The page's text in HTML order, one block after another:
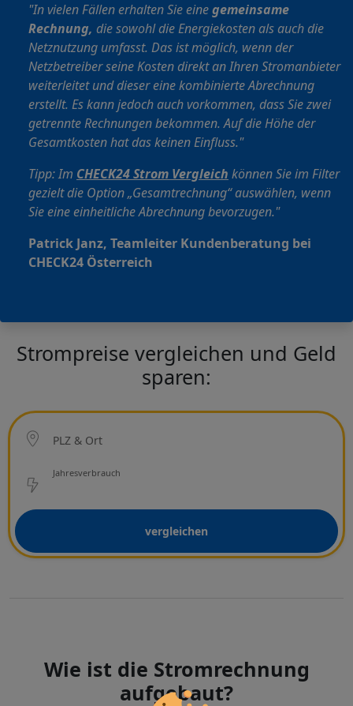
"In vielen Fällen erhalten Sie einegemeinsame
Rechnung, die sowohl die Energiekosten als auch die
Netznutzung umfasst. Das ist möglich, wenn der
Netzbetreiber seine Kosten direkt an Ihren Stromanbieter
weiterleitet und dieser eine kombinierte Abrechnung
erstellt. Es kann jedoch auch vorkommen, dass Sie zwei
getrennte Rechnungen bekommen. Auf die Höhe der
Gesamtkosten hat das keinen Einfluss."
Tipp: Im CHECK24 Strom Vergleich können Sie im Filter
gezielt die Option „Gesamtrechnung“ auswählen, wenn
Sie eine einheitliche Abrechnung bevorzugen."
Patrick Janz, Teamleiter Kundenberatung bei
CHECK24 Österreich
Strompreise vergleichen und Geld
sparen:
PLZ & Ort
Ort
Netzbetreiber
Jahresverbrauch
vergleichen
Wie ist die Stromrechnung
aufgebaut?